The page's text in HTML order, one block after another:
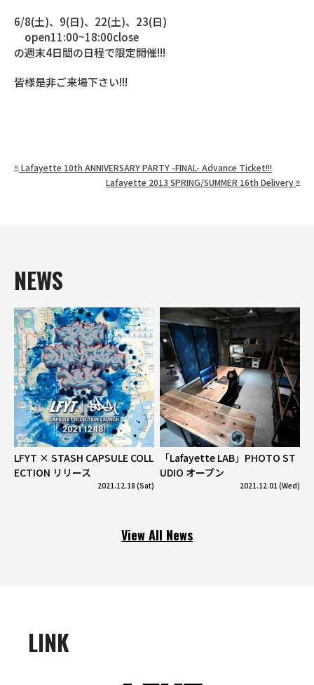
6/8(土)、9(日)、22(土)、23(日)
open11:00~18:00close
の週末4日間の日程で限定開催!!!
皆様是非ご来場下さい!!!
« Lafayette 10th ANNIVERSARY PARTY -FINAL- Advance Ticket!!!
Lafayette 2013 SPRING/SUMMER 16th Delivery»
NEWS
LFYT × STASH CAPSULE COLL
ECTION リリース
2021.12.18 (Sat)
「Lafayette LAB」PHOTO ST
UDIO オープン
2021.12.01 (Wed)
View All News
LINK